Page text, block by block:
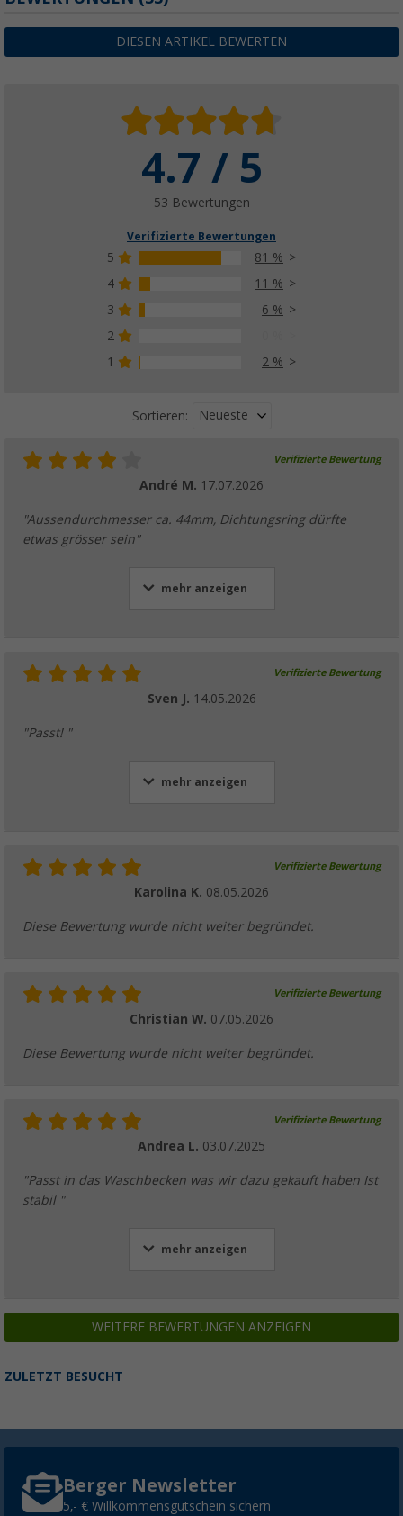
DIESEN ARTIKEL BEWERTEN
4.7 / 5
53 Bewertungen
Verifizierte Bewertungen
5
81 %
4
11 %
3
6 %
2
1
2 %
Sortieren: Neueste
Verifizierte Bewertung
André M. 17.07.2026
"Aussendurchmesser ca. 44mm, Dichtungsring dürfte
etwas grösser sein"
mehr anzeigen
Verifizierte Bewertung
Sven J. 14.05.2026
"Passt! "
mehr anzeigen
Verifizierte Bewertung
Karolina K. 08.05.2026
Diese Bewertung wurde nicht weiter begründet.
Verifizierte Bewertung
Christian W. 07.05.2026
Diese Bewertung wurde nicht weiter begründet.
Verifizierte Bewertung
Andrea L. 03.07.2025
"Passt in das Waschbecken was wir dazu gekauft haben Ist
stabil "
mehr anzeigen
WEITERE BEWERTUNGEN ANZEIGEN
ZULETZT BESUCHT
Berger Newsletter
5,- € Willkommensgutschein sichern